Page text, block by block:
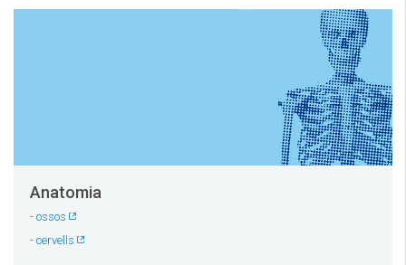
Anatomia
- ossos
- cervells